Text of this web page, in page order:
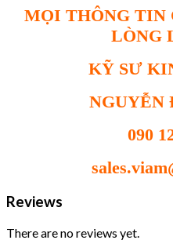
MỌI THÔNG
LÒNG
KỸ SƯ
090
Reviews
There are no reviews yet.